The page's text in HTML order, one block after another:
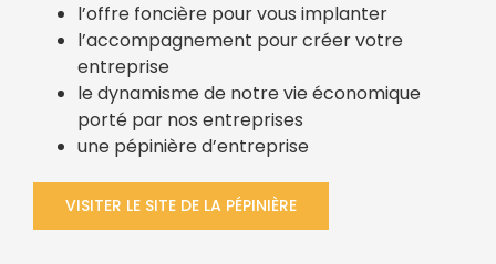
l’offre foncière pour vous implanter
l’accompagnement pour créer votre
entreprise
le dynamisme de notre vie économique
porté par nos entreprises
une pépinière d’entreprise
VISITER LE SITE DE LA PÉPINIÈRE